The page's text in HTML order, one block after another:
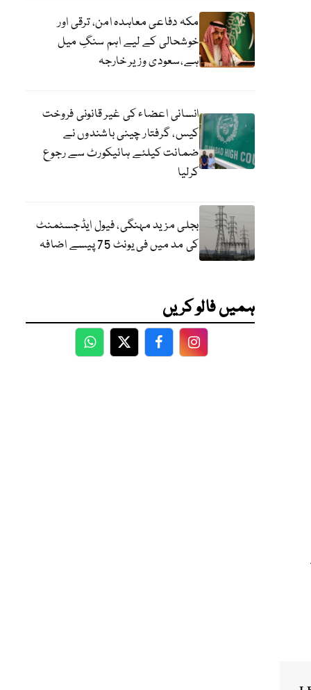
مکہ دفاعی معاہدہ امن، ترقی اور
خوشحالی کے لیے اہم سنگِ میل
ہے،سعودی وزیر خارجہ
انسانی اعضاء کی غیر قانونی فروخت
کیس، گرفتار چینی باشندوں نے
ضمانت کیلئے ہائیکورٹ سے رجوع
کرلیا
بجلی مزید مہنگی، فیول ایڈجسٹمنٹ
کی مد میں فی یونٹ 75 پیسے اضافہ
ہمیں فالو کریں
WhatsApp
TwitterFacebookFacebook